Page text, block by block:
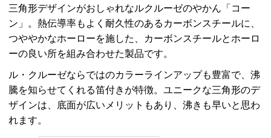
三角形デザインがおしゃれなルクルーゼのやかん「コー
ン」。熱伝導率もよく耐久性のあるカーボンスチールに、
つややかなホーローを施した、カーボンスチールとホーロ
ーの良い所を組み合わせた製品です。
ル・クルーゼならではのカラーラインアップも豊富で、沸
騰を知らせてくれる笛付きが特徴。ユニークな三角形のデ
ザインは、底面が広いメリットもあり、沸きも早いと思わ
れます。